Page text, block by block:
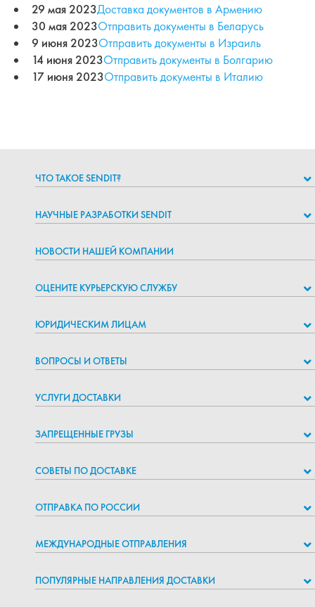
ЧТО ТАКОЕ SENDIT?
НАУЧНЫЕ РАЗРАБОТКИ SENDIT
НОВОСТИ НАШЕЙ КОМПАНИИ
ОЦЕНИТЕ КУРЬЕРСКУЮ СЛУЖБУ
ЮРИДИЧЕСКИМ ЛИЦАМ
ВОПРОСЫ И ОТВЕТЫ
УСЛУГИ ДОСТАВКИ
ЗАПРЕЩЕННЫЕ ГРУЗЫ
СОВЕТЫ ПО ДОСТАВКЕ
ОТПРАВКА ПО РОССИИ
МЕЖДУНАРОДНЫЕ ОТПРАВЛЕНИЯ
ПОПУЛЯРНЫЕ НАПРАВЛЕНИЯ ДОСТАВКИ
29 мая 2023Доставка документов в Армению
30 мая 2023Отправить документы в Беларусь
9 июня 2023Отправить документы в Израиль
14 июня 2023Отправить документы в Болгарию
17 июня 2023Отправить документы в Италию